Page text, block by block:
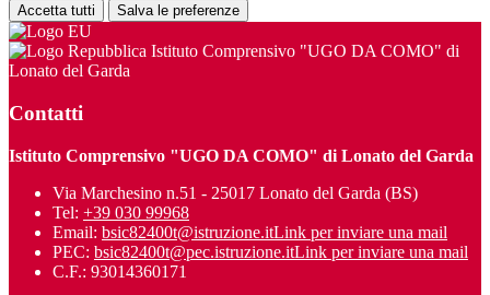
Accetta tutti Salva le preferenze
Istituto Comprensivo "UGO DA COMO" di
Lonato del Garda
Contatti
Istituto Comprensivo "UGO DA COMO" di Lonato del Garda
Via Marchesino n.51 - 25017 Lonato del Garda (BS)
Tel: +39 030 99968
Email: bsic82400t@istruzione.itLink per inviare una mail
PEC: bsic82400t@pec.istruzione.itLink per inviare una mail
C.F.: 93014360171